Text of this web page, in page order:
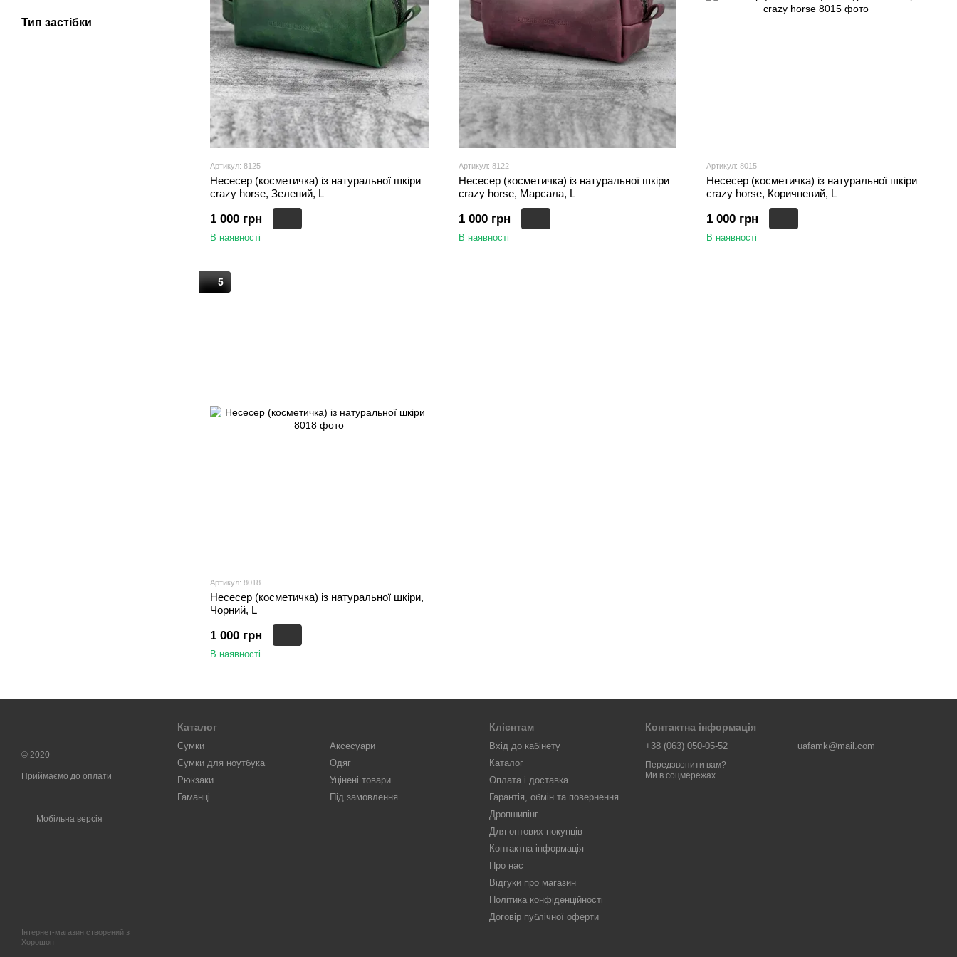
Артикул: 8125
Несесер (косметичка) із натуральної шкіри
crazy horse, Зелений, L
1 000 грн
В наявності
Артикул: 8122
Несесер (косметичка) із натуральної шкіри
crazy horse, Марсала, L
1 000 грн
В наявності
Артикул: 8015
Несесер (косметичка) із натуральної шкіри
crazy horse, Коричневий, L
1 000 грн
В наявності
5
Артикул: 8018
Несесер (косметичка) із натуральної шкіри,
Чорний, L
1 000 грн
В наявності
Тип застібки
© 2020
Приймаємо до оплати
Мобільна версія
Інтернет-магазин створений з
Хорошоп
Каталог
Сумки
Сумки для ноутбука
Рюкзаки
Гаманці
Аксесуари
Одяг
Уцінені товари
Під замовлення
Клієнтам
Вхід до кабінету
Каталог
Оплата і доставка
Гарантія, обмін та повернення
Дропшипінг
Для оптових покупців
Контактна інформація
Про нас
Відгуки про магазин
Політика конфіденційності
Договір публічної оферти
Контактна інформація
+38 (063) 050-05-52
Передзвонити вам?
uafamk@mail.com
Ми в соцмережах